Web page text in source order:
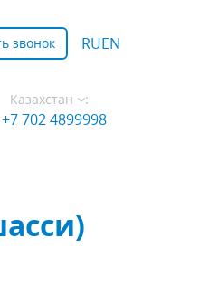
звонок RUEN
Казахстан :
+7 702 4899998